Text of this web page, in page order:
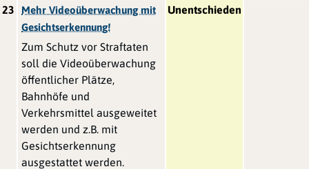
23
Mehr Videoüberwachung mit
Gesichtserkennung!
Zum Schutz vor Straftaten
soll die Videoüberwachung
öffentlicher Plätze,
Bahnhöfe und
Verkehrsmittel ausgeweitet
werden und z.B. mit
Gesichtserkennung
ausgestattet werden.
Unentschieden